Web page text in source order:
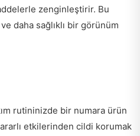
zenginleştirir. Bu
daha sağlıklı bir görünüm
rutininizde bir numara ürün
etkilerinden cildi korumak